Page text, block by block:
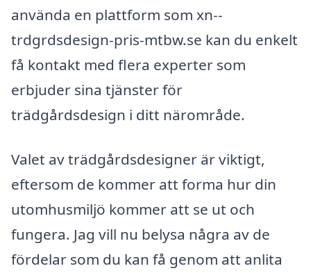
använda en plattform som xn--
trdgrdsdesign-pris-mtbw.se kan du enkelt
få kontakt med flera experter som
erbjuder sina tjänster för
trädgårdsdesign i ditt närområde.
Valet av trädgårdsdesigner är viktigt,
eftersom de kommer att forma hur din
utomhusmiljö kommer att se ut och
fungera. Jag vill nu belysa några av de
fördelar som du kan få genom att anlita